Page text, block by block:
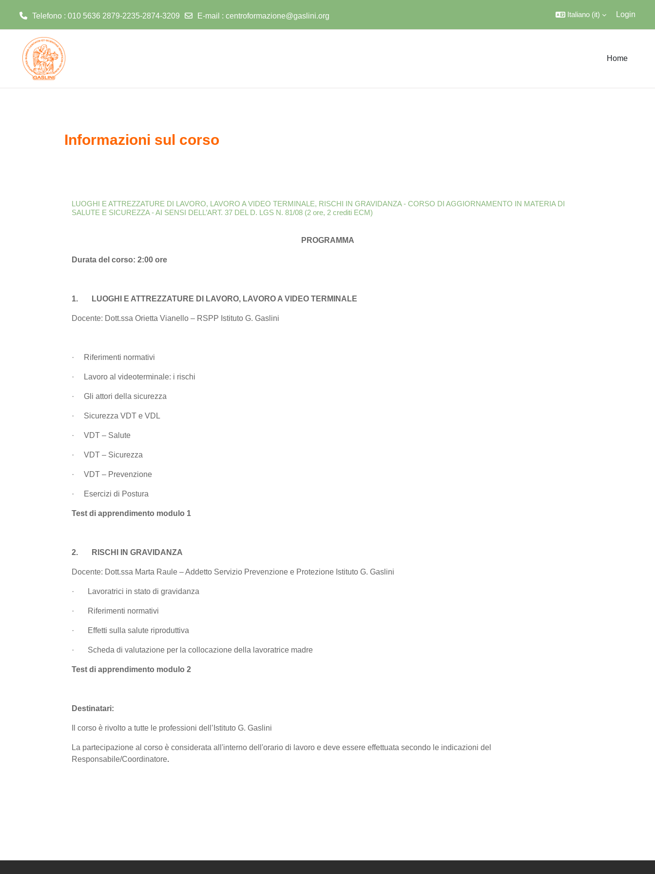
Telefono : 010 5636 2879-2235-2874-3209 E-mail : centroformazione@gaslini.org Italiano ‎(it)‎ Login
Home
Informazioni sul corso
LUOGHI E ATTREZZATURE DI LAVORO, LAVORO A VIDEO TERMINALE, RISCHI IN GRAVIDANZA - CORSO DI AGGIORNAMENTO IN MATERIA DI
SALUTE E SICUREZZA - AI SENSI DELL’ART. 37 DEL D. LGS N. 81/08 (2 ore, 2 crediti ECM)
PROGRAMMA
Durata del corso: 2:00 ore
1. LUOGHI E ATTREZZATURE DI LAVORO, LAVORO A VIDEO TERMINALE
Docente: Dott.ssa Orietta Vianello – RSPP Istituto G. Gaslini
· Riferimenti normativi
· Lavoro al videoterminale: i rischi
· Gli attori della sicurezza
· Sicurezza VDT e VDL
· VDT – Salute
· VDT – Sicurezza
· VDT – Prevenzione
· Esercizi di Postura
Test di apprendimento modulo 1
2. RISCHI IN GRAVIDANZA
Docente: Dott.ssa Marta Raule – Addetto Servizio Prevenzione e Protezione Istituto G. Gaslini
· Lavoratrici in stato di gravidanza
· Riferimenti normativi
· Effetti sulla salute riproduttiva
· Scheda di valutazione per la collocazione della lavoratrice madre
Test di apprendimento modulo 2
Destinatari:
Il corso è rivolto a tutte le professioni dell’Istituto G. Gaslini
La partecipazione al corso è considerata all'interno dell'orario di lavoro e deve essere effettuata secondo le indicazioni del
Responsabile/Coordinatore.